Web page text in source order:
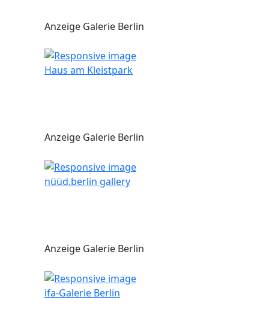
Anzeige Galerie Berlin
Haus am Kleistpark
Anzeige Galerie Berlin
nüüd.berlin gallery
Anzeige Galerie Berlin
ifa-Galerie Berlin